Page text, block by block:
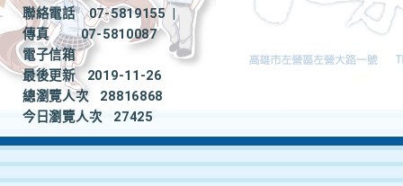
聯絡電話
07-5819155
|
傳真
07-5810087
電子信箱
最後更新
2019-11-26
總瀏覽人次
28816868
今日瀏覽人次
27425